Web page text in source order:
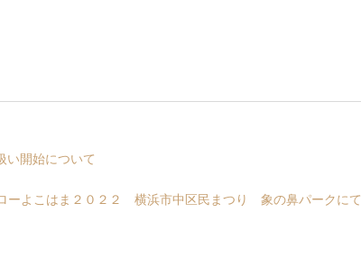
い開始について
ーよこはま２０２２ 横浜市中区民まつり 象の鼻パークにて